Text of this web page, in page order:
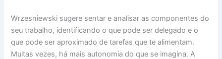
Wrzesniewski sugere sentar e analisar as componentes do
seu trabalho, identificando o que pode ser delegado e o
que pode ser aproximado de tarefas que te alimentam.
Muitas vezes, há mais autonomia do que se imagina. A